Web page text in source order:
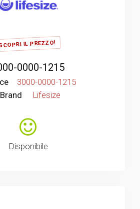
IL PREZZO!
0000-1215
3000-0000-1215
Brand
Lifesize
Disponibile